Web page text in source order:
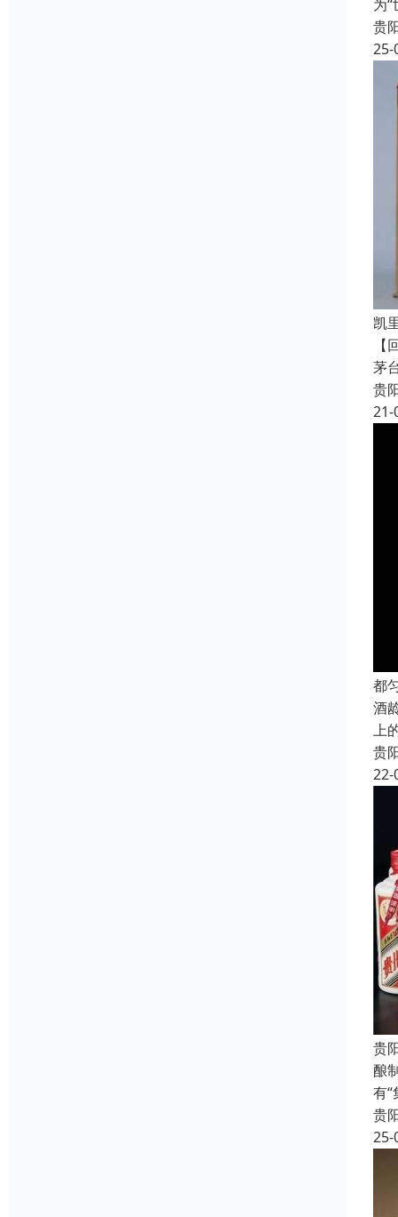
为
贵
25-
凯
茅
贵
21-
都
酒
上
贵
22-
贵
酿
有
贵
25-